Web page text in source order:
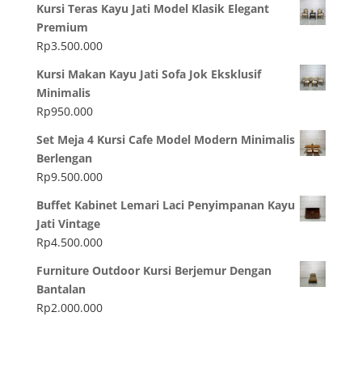
Kursi Teras Kayu Jati Model Klasik Elegant
Premium
Rp3.500.000
Kursi Makan Kayu Jati Sofa Jok Eksklusif
Minimalis
Rp950.000
Set Meja 4 Kursi Cafe Model Modern Minimalis
Berlengan
Rp9.500.000
Buffet Kabinet Lemari Laci Penyimpanan Kayu
Jati Vintage
Rp4.500.000
Furniture Outdoor Kursi Berjemur Dengan
Bantalan
Rp2.000.000